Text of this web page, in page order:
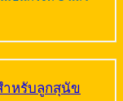
หรับลูกสุนัข